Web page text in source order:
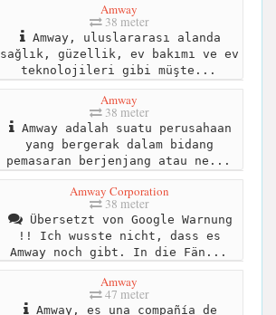
Amway
38 meter
Amway, uluslararası alanda
sağlık, güzellik, ev bakımı ve ev
teknolojileri gibi müşte...
Amway
38 meter
Amway adalah suatu perusahaan
yang bergerak dalam bidang
pemasaran berjenjang atau ne...
Amway Corporation
38 meter
Übersetzt von Google Warnung
!! Ich wusste nicht, dass es
Amway noch gibt. In die Fän...
Amway
47 meter
Amway, es una compañía de